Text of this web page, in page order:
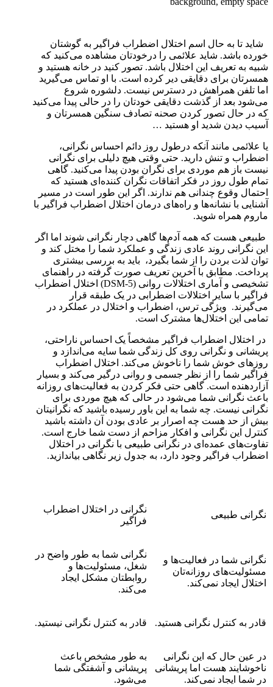
شاید تا به حال اسم اختلال اضطراب فراگیر به گوشتان
خورده باشد. شاید علائمی را درخودتان مشاهده می‌کنید که
شبیه به تعریف این اختلال باشد. تصور کنید در خانه هستید و
همسرتان برای دقایقی دیر کرده است. با او تماس می‌گیرید
اما تلفن همراهش در دسترس نیست. دلشوره شروع
می‌شود بعد از گذشت دقایقی خودتان را در حالی پیدا می‌کنید
که در حال تصور کردن صحنه تصادف سنگین همسرتان و
آسیب دیدن شدید او هستید …
یا علائمی مانند آنکه درطول روز دائم احساس نگرانی،
اضطراب و تنش دارید. حتی وقتی هیچ دلیلی برای نگرانی
نیست باز هم موردی برای نگران بودن پیدا می‌کنید. گاهی
تمام طول روز در فکر اتفاقات نگران کننده‌ای هستید که
احتمال وقوع چندانی هم ندارند. اگر این طور است در مسیر
آشنایی با نشانه‌ها و راه‌های درمان اختلال اضطراب فراگیر با
ماروم همراه شوید.
طبیعی هست که همه آدم‌ها گاهی دچار نگرانی ‌شوند اما اگر
این نگرانی روند عادی زندگی و عملکرد شما را مختل کند و
توان لذت بردن را از شما بگیرد، باید به بررسی بیشتری
پرداخت. مطابق با آخرین تعریف صورت گرفته در راهنمای
تشخیصی و آماری اختلالات روانی (DSM-5) اختلال اضطراب
فراگیر با سایر اختلالات اضطرابی در یک طبقه قرار
می‌گیرند. ویژگی ترس، اضطراب و اختلال در عملکرد در
تمامی این اختلال‌ها مشترک است.
در اختلال اضطراب فراگیر مشخصاً یک احساس ناراحتی،
پریشانی و نگرانی روی کل زندگی شما سایه می‌اندازد و
روزهای خوش شما را ناخوش می‌کند. اختلال اضطراب
فراگیر شما را از نظر جسمی و روانی درگیر می‌کند و بسیار
آزاردهنده است. گاهی حتی فکر کردن به فعالیت‌های روزانه
باعث نگرانی شما می‌شود در حالی که هیچ موردی برای
نگرانی نیست. چه شما به این باور رسیده باشید که نگرانیتان
بیش از حد هست چه اصرار بر عادی بودن آن داشته باشید
کنترل این نگرانی و افکار مزاحم از دست شما خارج است.
تفاوت‌های عمده‌ای در نگرانی طبیعی با نگرانی در اختلال
اضطراب فراگیر وجود دارد، به جدول زیر نگاهی بیاندازید.
نگرانی طبیعی
نگرانی در اختلال اضطراب
فراگیر
نگرانی شما در فعالیت‌ها و
مسئولیت‌های روزانه‌تان
اختلال ایجاد نمی‌کند.
نگرانی شما به طور واضح در
شغل، مسئولیت‌ها و
روابطتان مشکل ایجاد
می‌کند.
قادر به کنترل نگرانی هستید. قادر به کنترل نگرانی نیستید.
در عین حال که این نگرانی
ناخوشایند هست اما پریشانی
در شما ایجاد نمی‌کند.
به طور مشخص باعث
پریشانی و آشفتگی شما
می‌شود.